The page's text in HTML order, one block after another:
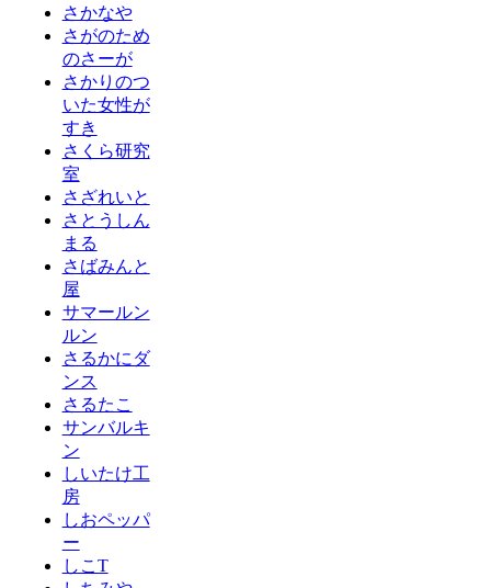
さかなや
さがのため
のさーが
さかりのつ
いた女性が
すき
さくら研究
室
さざれいと
さとうしん
まる
さばみんと
屋
サマールン
ルン
さるかにダ
ンス
さるたこ
サンバルキ
ン
しいたけ工
房
しおペッパ
ー
しこT